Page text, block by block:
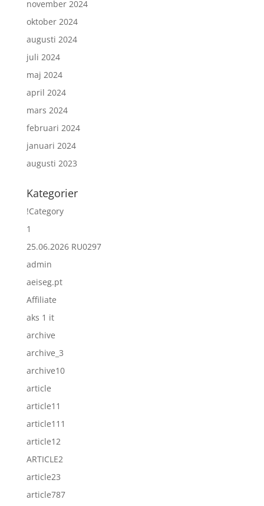
november 2024
oktober 2024
augusti 2024
juli 2024
maj 2024
april 2024
mars 2024
februari 2024
januari 2024
augusti 2023
Kategorier
!Category
1
25.06.2026 RU0297
admin
aeiseg.pt
Affiliate
aks 1 it
archive
archive_3
archive10
article
article11
article111
article12
ARTICLE2
article23
article787